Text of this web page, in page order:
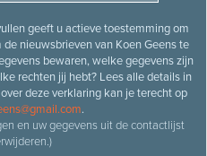
geeft u actieve toestemming om
nieuwsbrieven van Koen Geens te
bewaren, welke gegevens zijn
rechten jij hebt? Lees alle details in
deze verklaring kan je terecht op
.
en uw gegevens uit de contactlijst